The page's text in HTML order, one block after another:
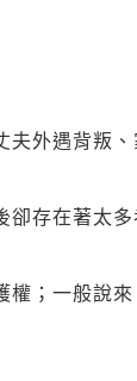
夫外遇背叛
卻存在著太
權；一般說